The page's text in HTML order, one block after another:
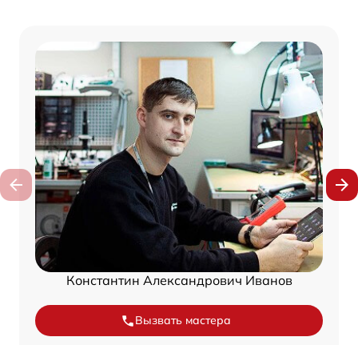
Константин Александрович Иванов
Вызвать мастера